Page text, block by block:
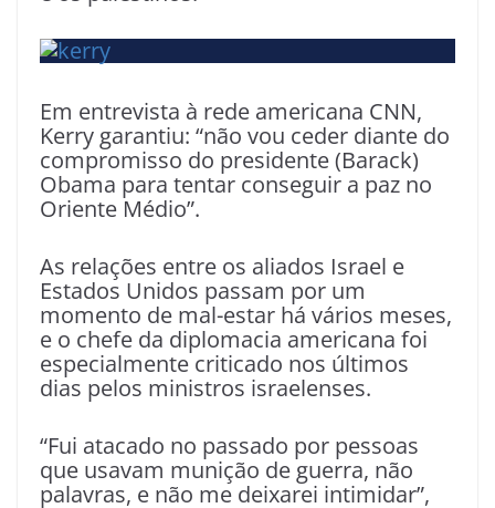
Em entrevista à rede americana CNN,
Kerry garantiu: “não vou ceder diante do
compromisso do presidente (Barack)
Obama para tentar conseguir a paz no
Oriente Médio”.
As relações entre os aliados Israel e
Estados Unidos passam por um
momento de mal-estar há vários meses,
e o chefe da diplomacia americana foi
especialmente criticado nos últimos
dias pelos ministros israelenses.
“Fui atacado no passado por pessoas
que usavam munição de guerra, não
palavras, e não me deixarei intimidar”,